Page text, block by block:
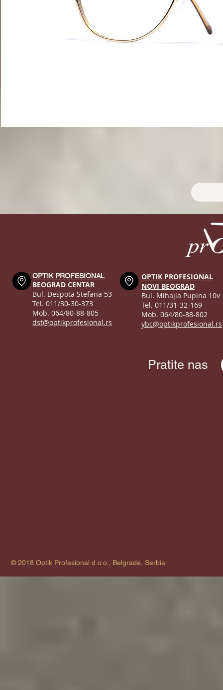
OPTIK PROFESIONAL
BEOGRAD CENTAR
Bul. Despota Stefana 53
Tel. 011/30-30-373
Mob. 064/80-88-805
dst@optikprofesional.rs
OPTIK PROFESIONAL
NOVI BEOGRAD
Bul. Mihajla Pupina 10v
Tel. 011/31-32-169
Mob. 064/80-88-802
ybc@optikprofesional.rs
Pratite nas
© 2018 Optik Profesional d.o.o., Belgrade, Serbia